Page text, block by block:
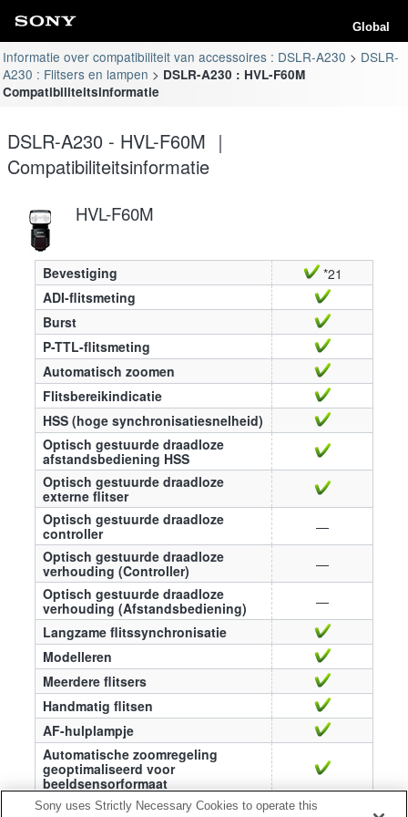
Global
Informatie over compatibiliteit van accessoires : DSLR-A230
DSLR-
A230 : Flitsers en lampen
DSLR-A230 : HVL-F60M
Compatibiliteitsinformatie
DSLR-A230 - HVL-F60M ｜
Compatibiliteitsinformatie
HVL-F60M
Bevestiging
*21
ADI-flitsmeting
Burst
P-TTL-flitsmeting
Automatisch zoomen
Flitsbereikindicatie
HSS (hoge synchronisatiesnelheid)
Optisch gestuurde draadloze
afstandsbediening HSS
Optisch gestuurde draadloze
externe flitser
Optisch gestuurde draadloze
controller
—
Optisch gestuurde draadloze
verhouding (Controller)
—
Optisch gestuurde draadloze
verhouding (Afstandsbediening)
—
Langzame flitssynchronisatie
Modelleren
Meerdere flitsers
Handmatig flitsen
AF-hulplampje
Automatische zoomregeling
geoptimaliseerd voor
beeldsensorformaat
Automatisch aanpassen van
Sony uses Strictly Necessary Cookies to operate this